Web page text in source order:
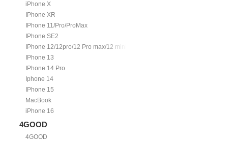
iPhone X
IPhone XR
IPhone 11/Pro/ProMax
IPhone SE2
IPhone 12/12pro/12 Pro max/12 mini.
IPhone 13
IPhone 14 Pro
Iphone 14
IPhone 15
MacBook
iPhone 16
4GOOD
4GOOD